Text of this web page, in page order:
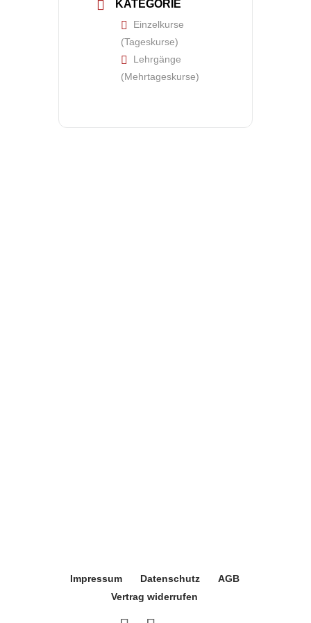
KATEGORIE
Einzelkurse
(Tageskurse)
Lehrgänge
(Mehrtageskurse)
Impressum Datenschutz
AGB
Vertrag widerrufen